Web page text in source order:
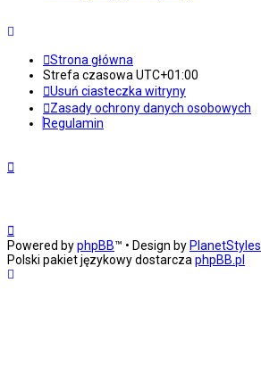
Strona główna
Strefa czasowaUTC+01:00
Usuń ciasteczka witryny
Zasady ochrony danych osobowych
Regulamin
Powered byphpBB™ • Design by PlanetStyles
Polski pakiet językowy dostarczaphpBB.pl